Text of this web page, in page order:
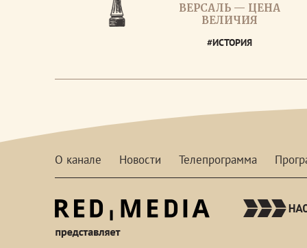
ВЕРСАЛЬ — ЦЕНА
ВЕЛИЧИЯ
#ИСТОРИЯ
О канале Новости Телепрограмма